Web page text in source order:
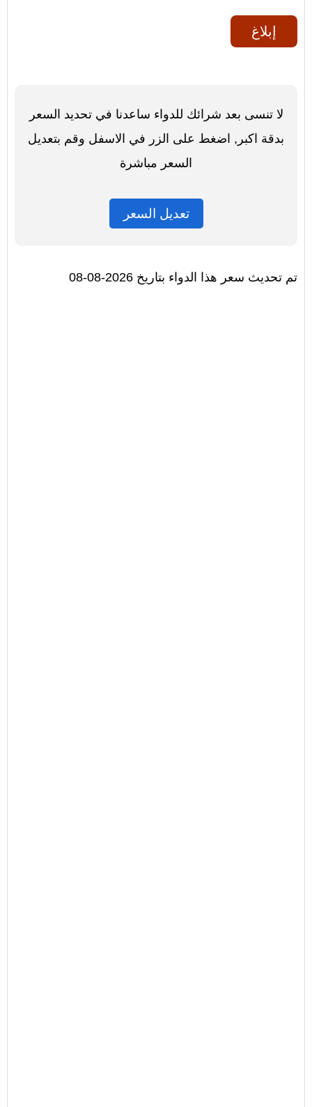
إبلاغ
لا تنسى بعد شرائك للدواء ساعدنا في تحديد السعر
بدقة اكبر, اضغط على الزر في الاسفل وقم بتعديل
السعر مباشرة
تعديل السعر
تم تحديث سعر هذا الدواء بتاريخ 2026-08-08